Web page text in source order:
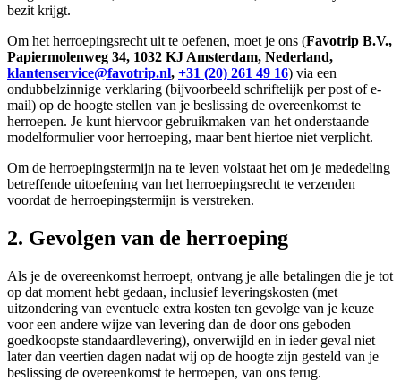
bezit krijgt.
Om het herroepingsrecht uit te oefenen, moet je ons (Favotrip B.V.,
Papiermolenweg 34, 1032 KJ Amsterdam, Nederland,
klantenservice@favotrip.nl, +31 (20) 261 49 16) via een
ondubbelzinnige verklaring (bijvoorbeeld schriftelijk per post of e-
mail) op de hoogte stellen van je beslissing de overeenkomst te
herroepen. Je kunt hiervoor gebruikmaken van het onderstaande
modelformulier voor herroeping, maar bent hiertoe niet verplicht.
Om de herroepingstermijn na te leven volstaat het om je mededeling
betreffende uitoefening van het herroepingsrecht te verzenden
voordat de herroepingstermijn is verstreken.
2. Gevolgen van de herroeping
Als je de overeenkomst herroept, ontvang je alle betalingen die je tot
op dat moment hebt gedaan, inclusief leveringskosten (met
uitzondering van eventuele extra kosten ten gevolge van je keuze
voor een andere wijze van levering dan de door ons geboden
goedkoopste standaardlevering), onverwijld en in ieder geval niet
later dan veertien dagen nadat wij op de hoogte zijn gesteld van je
beslissing de overeenkomst te herroepen, van ons terug.